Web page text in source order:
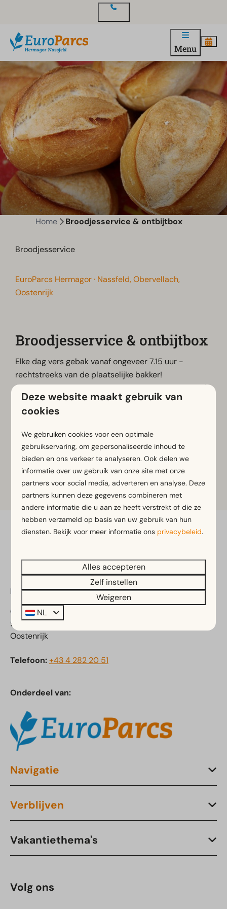
Menu
Home Broodjesservice & ontbijtbox
Broodjesservice
EuroParcs Hermagor · Nassfeld, Obervellach,
Oostenrijk
Broodjesservice & ontbijtbox
Elke dag vers gebak vanaf ongeveer 7.15 uur -
rechtstreeks van de plaatselijke bakker!
Je kunt elke ochtend vers gebak afhalen in onze 24/7
minishop - bestel hier je gebak voor de volgende
dag uiterlijk om 16:00 uur:
afhalen in de 24/7 Mini-Shop en daar direct betalen.
Liever een compleet verzorgd ontbijt, of een
verfrissend drankenpakket die gereed staat in uw
woning, deze boekt uhier
Veilig betalen
EuroParcs Hermagor-Nassfeld
Obervellach 15
9620 Obervellach
Oostenrijk
Telefoon:+43 4 282 20 51
Onderdeel van:
Navigatie
Verblijven
Vakantiethema's
Volg ons
Deze website maakt gebruik van
cookies
We gebruiken cookies voor een optimale
gebruikservaring, om gepersonaliseerde inhoud te
bieden en ons verkeer te analyseren. Ook delen we
informatie over uw gebruik van onze site met onze
partners voor social media, adverteren en analyse. Deze
partners kunnen deze gegevens combineren met
andere informatie die u aan ze heeft verstrekt of die ze
hebben verzameld op basis van uw gebruik van hun
diensten. Bekijk voor meer informatie ons privacybeleid.
Alles accepteren
Zelf instellen
Weigeren
NL